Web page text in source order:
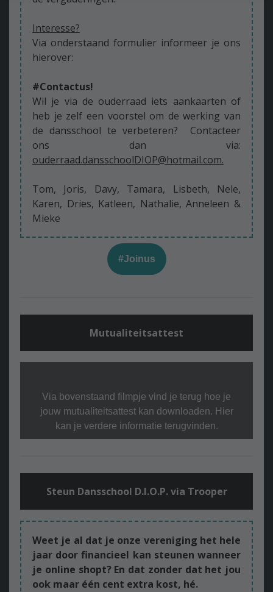
Interesse?
Via onderstaand formulier informeer je ons
hierover:
#Contactus!
Wil je via de ouderraad iets aankaarten of
heb je zelf een voorstel om de werking van
de dansschool te verbeteren? Contacteer
ons dan via:
ouderraad.dansschoolDIOP@hotmail.com.
Tom, Joris, Davy, Tamara, Lisbeth, Nele,
Karen, Dries, Katleen, Nathalie, Anneleen &
Mieke
#Joinus
Mutualiteitsattest
Via bovenstaand filmpje vind je terug hoe je
jouw mutualiteitsattest kan downloaden. Hier
kan je verdere informatie terugvinden.
Steun Dansschool D.I.O.P. via Trooper
Weet je al dat je onze vereniging het hele
jaar door financieel kan steunen wanneer
je online shopt? En dat zonder dat het jou
ook maar één cent extra kost, hé.
bezochte website zijn.